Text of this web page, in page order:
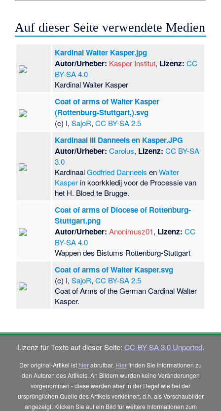
Auf dieser Seite verwendete Medien
Kardinal Walter Kasper.jpg
Autor/Urheber: Kasper Institut, Lizenz: CC
BY-SA 4.0
Kardinal Walter Kasper
Coat of arms of Walter Kasper
(Rottenburg-Stuttgart,).svg
(c) I,SajoR,CC BY-SA 2.5
Kardinaal III Danneels en Kasper.JPG
Autor/Urheber: Carolus, Lizenz: CC BY-SA
3.0
KardinaalGodfried Danneels enWalter
Kasper in koorkkledij voor de Processie van
het H. Bloed te Brugge.
Coat of arms of Diocese of Rottenburg-
Stuttgart.png
Autor/Urheber: Anonimusz01, Lizenz: CC
BY-SA 4.0
Wappen des Bistums Rottenburg-Stuttgart
Coat of arms of Walter Kasper.svg
(c) I,SajoR,CC BY-SA 2.5
Coat of Arms of the German Cardinal Walter
Kasper.
Lizenz für Texte auf dieser Seite: CC-BY-SA 3.0 Unported.
Der original-Artikel ist hierabrufbar. Hierfinden Sie Informationen zu
den Autoren des Artikels. An Bildern wurden keine Veränderungen
vorgenommen - diese werden aber in der Regel wie bei der
ursprünglichen Quelle des Artikels verkleinert, d.h. als Vorschaubilder
angezeigt. Klicken Sie auf ein Bild für weitere Informationen zum